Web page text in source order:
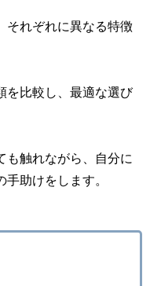
それぞれに異なる特徴
を比較し、最適な選び
も触れながら、自分に
助けをします。